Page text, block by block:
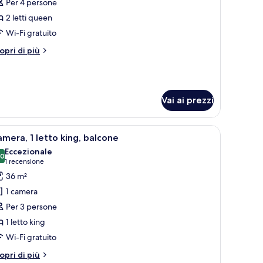
Per 4 persone
2 letti queen
Wi-Fi gratuito
di più
Vai ai prezzi
tavolino, televisore e un balcone con vista.Camera d'albergo con un letto grande, una
5 1 letto king, balcone
su 10
Eccezionale
1 recensione
(1
recensione)
36 m²
1 camera
Per 3 persone
1 letto king
Wi-Fi gratuito
di più